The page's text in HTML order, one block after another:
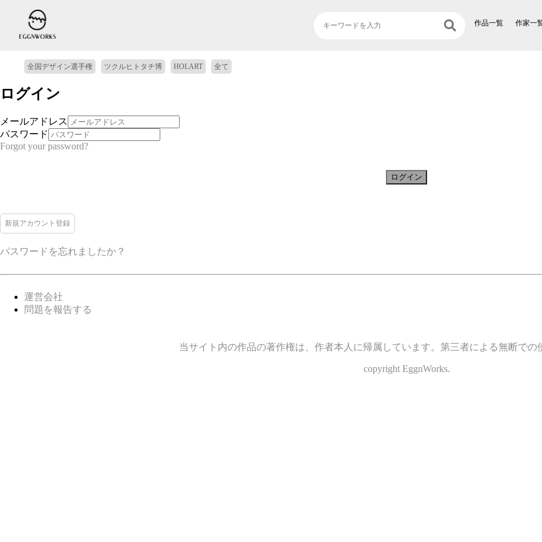
作品一覧 作家一
全国デザイン選手権 ツクルヒトタチ博 HOLART 全て
ログイン
メールアドレス
パスワード
Forgot your password?
ログイン
新規アカウント登録
パスワードを忘れましたか？
運営会社
問題を報告する
当サイト内の作品の著作権は、作者本人に帰属しています。第三者による無断での
copyright EggnWorks.